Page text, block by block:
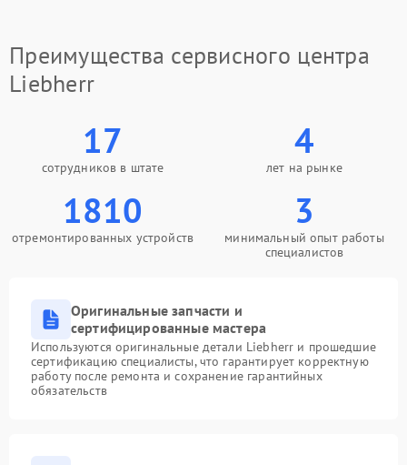
Преимущества сервисного центра
Liebherr
17
сотрудников в штате
4
лет на рынке
1810
отремонтированных устройств
3
минимальный опыт работы
специалистов
Оригинальные запчасти и
сертифицированные мастера
Используются оригинальные детали Liebherr и прошедшие
сертификацию специалисты, что гарантирует корректную
работу после ремонта и сохранение гарантийных
обязательств